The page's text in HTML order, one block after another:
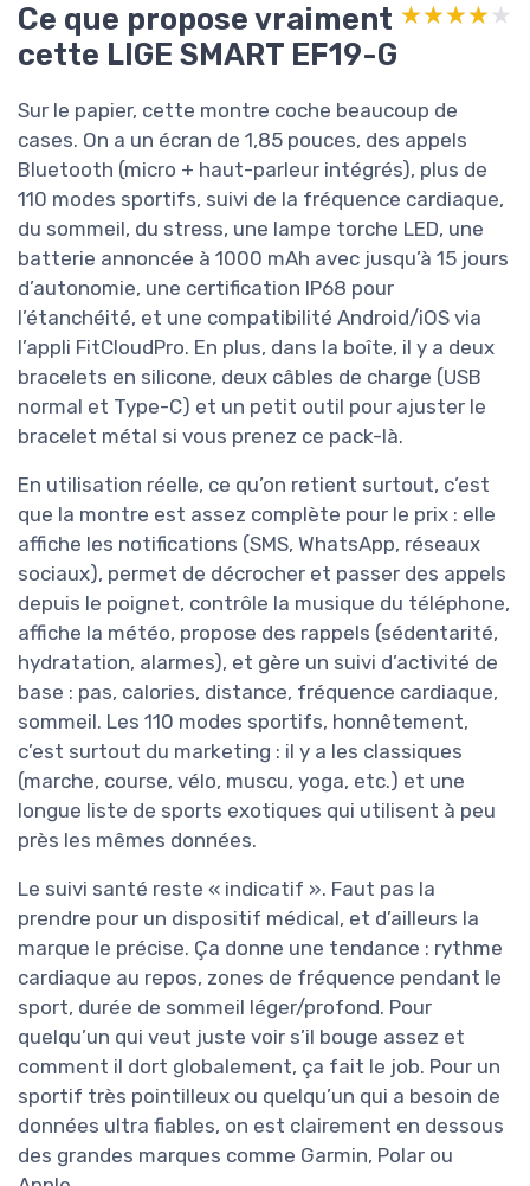
Ce que propose vraiment
cette LIGE SMART EF19-G
★★★★★
★★★★★
Sur le papier, cette montre coche beaucoup de
cases. On a un écran de 1,85 pouces, des appels
Bluetooth (micro + haut-parleur intégrés), plus de
110 modes sportifs, suivi de la fréquence cardiaque,
du sommeil, du stress, une lampe torche LED, une
batterie annoncée à 1000 mAh avec jusqu’à 15 jours
d’autonomie, une certification IP68 pour
l’étanchéité, et une compatibilité Android/iOS via
l’appli FitCloudPro. En plus, dans la boîte, il y a deux
bracelets en silicone, deux câbles de charge (USB
normal et Type-C) et un petit outil pour ajuster le
bracelet métal si vous prenez ce pack-là.
En utilisation réelle, ce qu’on retient surtout, c’est
que la montre est assez complète pour le prix : elle
affiche les notifications (SMS, WhatsApp, réseaux
sociaux), permet de décrocher et passer des appels
depuis le poignet, contrôle la musique du téléphone,
affiche la météo, propose des rappels (sédentarité,
hydratation, alarmes), et gère un suivi d’activité de
base : pas, calories, distance, fréquence cardiaque,
sommeil. Les 110 modes sportifs, honnêtement,
c’est surtout du marketing : il y a les classiques
(marche, course, vélo, muscu, yoga, etc.) et une
longue liste de sports exotiques qui utilisent à peu
près les mêmes données.
Le suivi santé reste « indicatif ». Faut pas la
prendre pour un dispositif médical, et d’ailleurs la
marque le précise. Ça donne une tendance : rythme
cardiaque au repos, zones de fréquence pendant le
sport, durée de sommeil léger/profond. Pour
quelqu’un qui veut juste voir s’il bouge assez et
comment il dort globalement, ça fait le job. Pour un
sportif très pointilleux ou quelqu’un qui a besoin de
données ultra fiables, on est clairement en dessous
des grandes marques comme Garmin, Polar ou